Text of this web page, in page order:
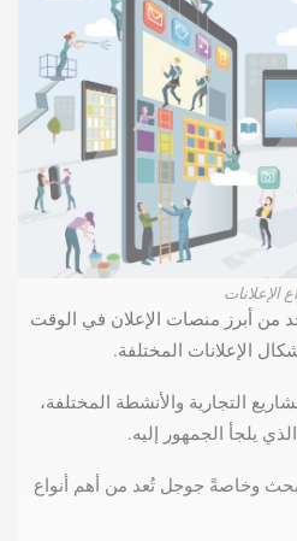
الإعلانات
من أبرز منصات الإعلان في الوقت
الإعلانات المختلفة.
التجارية والأنشطة المختلفة،
يلجأ الجمهور إليه.
وخاصةً جوجل تُعد من أهم أنواع